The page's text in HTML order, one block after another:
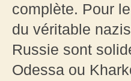
complète. Pour
du véritable
Russie sont
Odessa ou